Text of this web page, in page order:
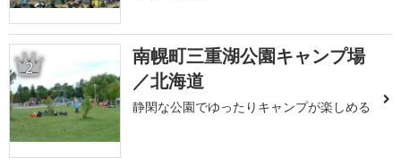
2
南幌町三重湖公園キャンプ場
／北海道
静閑な公園でゆったりキャンプが楽しめる